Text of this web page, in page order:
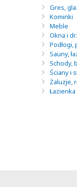
Gres,
Kominki
Meble
Okna i
Sauny,
Schody,
Ściany i
Żaluzje,
Łazienka